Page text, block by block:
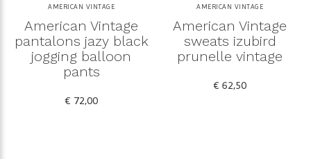
AMERICAN VINTAGE
American Vintage
pantalons jazy black
jogging balloon
pants
€ 72,00
AMERICAN VINTAGE
American Vintage
sweats izubird
prunelle vintage
€ 62,50